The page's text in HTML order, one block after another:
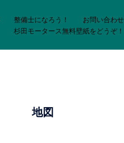
整備士になろう！
お問い合わせ
杉田モータース無料壁紙をどうぞ！
地図